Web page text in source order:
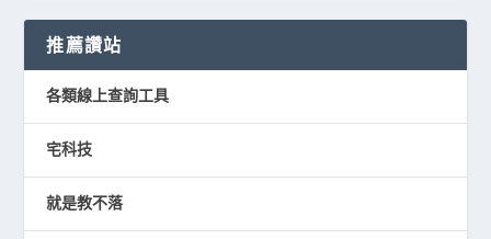
推薦讚站
各類線上查詢工具
宅科技
就是教不落